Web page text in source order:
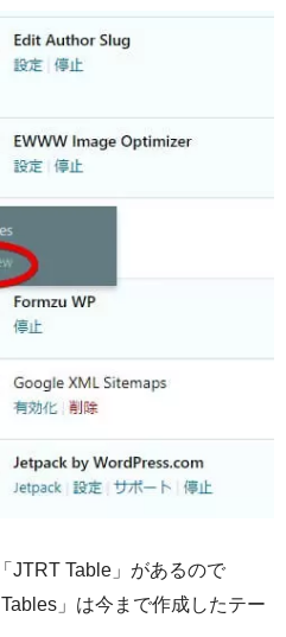
JTRT Table」があるので
」は今まで作成したテー